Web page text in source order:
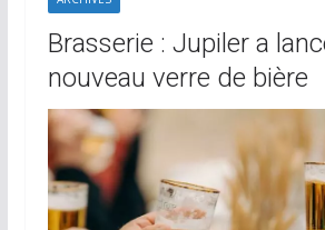
Brasserie : Jupiler a
nouveau verre de bière